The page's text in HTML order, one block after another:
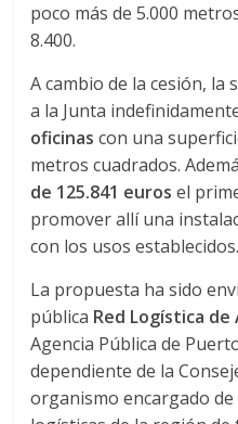
p
o
r
t
e
d
poco más de 5.000
8.400.
A cambio de la cesión,
a la Junta
oficinascon una
metros cuadrados.
de 125.841 eurosel
promover allí una
con los usos establecidos.
La propuesta ha sido
pública Red Logística de
Agencia Pública de
dependiente de la
organismo encargado